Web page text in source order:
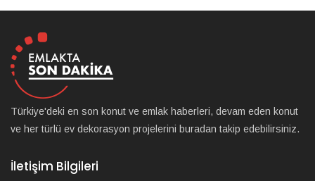
Türkiye'deki en son konut ve emlak haberleri, devam eden konut
ve her türlü ev dekorasyon projelerini buradan takip edebilirsiniz.
İletişim Bilgileri